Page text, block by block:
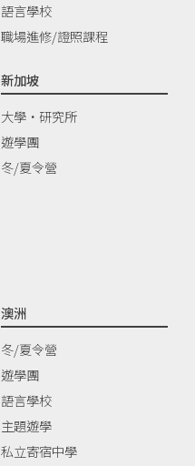
語言學校
職場進修/證照課程
新加坡
大學‧研究所
遊學團
冬/夏令營
澳洲
冬/夏令營
遊學團
語言學校
主題遊學
私立寄宿中學